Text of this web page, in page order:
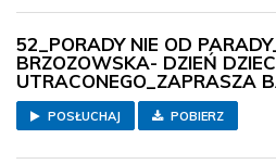
52_PORADY NIE OD
BRZOZOWSKA- DZIEŃ
UTRACONEGO_ZAPRASZA
POSŁUCHAJ POBIERZ